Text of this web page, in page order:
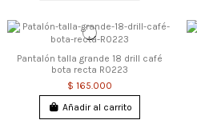
Pantalón talla grande 18 drill café
bota recta R0223
$ 165.000
Añadir al carrito